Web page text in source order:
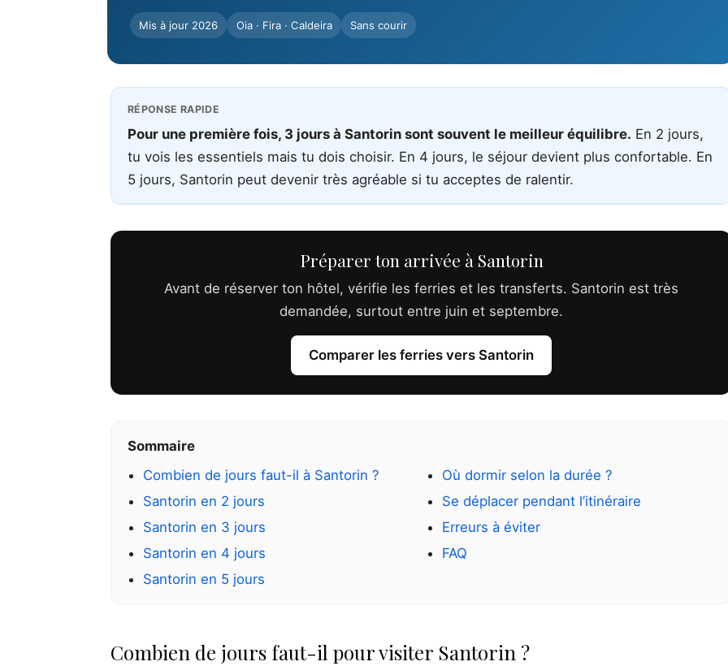
Mis à jour 2026 Oia · Fira · Caldeira Sans courir
RÉPONSE RAPIDE
Pour une première fois, 3 jours à Santorin sont souvent le meilleur équilibre. En 2 jours,
tu vois les essentiels mais tu dois choisir. En 4 jours, le séjour devient plus confortable. En
5 jours, Santorin peut devenir très agréable si tu acceptes de ralentir.
Préparer ton arrivée à Santorin
Avant de réserver ton hôtel, vérifie les ferries et les transferts. Santorin est très
demandée, surtout entre juin et septembre.
Comparer les ferries vers Santorin
Sommaire
Combien de jours faut-il à Santorin ?
Santorin en 2 jours
Santorin en 3 jours
Santorin en 4 jours
Santorin en 5 jours
Où dormir selon la durée ?
Se déplacer pendant l’itinéraire
Erreurs à éviter
FAQ
Combien de jours faut-il pour visiter Santorin ?